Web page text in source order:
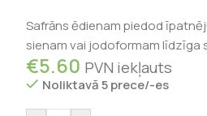
Safrāns ēdienam piedod
sienam vai jodoformam līdzīga
€5.60 PVN iekļauts
Noliktavā 5 prece/-es